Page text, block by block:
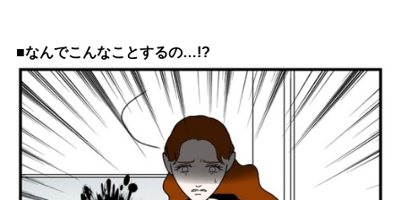
■なんでこんなことするの…!?